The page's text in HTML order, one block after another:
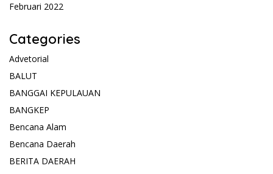
Februari 2022
Categories
Advetorial
BALUT
BANGGAI KEPULAUAN
BANGKEP
Bencana Alam
Bencana Daerah
BERITA DAERAH